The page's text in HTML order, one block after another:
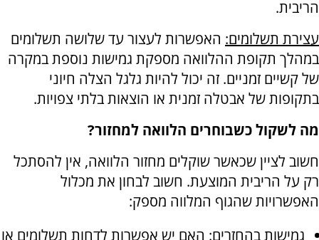
הריבית.
עצירת תשלומים: האפשרות לעצור עד שלושה תשלומים
במהלך תקופת ההלוואה מספקת גמישות נוספת במקרה
של קשיים זמניים. זה יכול להיות גלגל הצלה חיוני
בתקופות של אבטלה זמנית או הוצאות בלתי צפויות.
מה לשקול כשבוחרים הלוואה למחזור?
חשוב לציין שכאשר שוקלים מחזור הלוואה, אין להסתכל
רק על הריבית המוצעת. חשוב לבחון את מכלול
האפשרויות שהגוף המלווה מספק:
גמישות בהחזרים: האם יש אפשרות לדחות תשלומים או